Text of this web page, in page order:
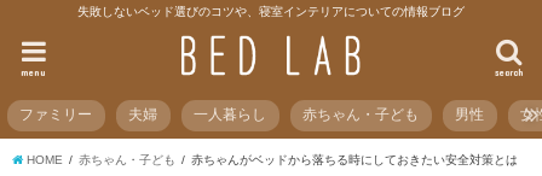
失敗しないベッド選びのコツや、寝室インテリアについての情報ブログ
search
menu
ファミリー 夫婦 一人暮らし 赤ちゃん・子ども 男性 女
HOME 赤ちゃん・子ども 赤ちゃんがベッドから落ちる時にしておきたい安全対策とは